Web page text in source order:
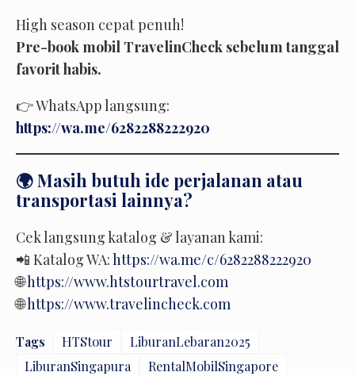
High season cepat penuh!
Pre-book mobil TravelinCheck sebelum tanggal
favorit habis.
👉 WhatsApp langsung:
https://wa.me/6282288222920
🌍 Masih butuh ide perjalanan atau
transportasi lainnya?
Cek langsung katalog & layanan kami:
📲 Katalog WA:https://wa.me/c/6282288222920
🌐https://www.htstourtravel.com
🌐https://www.travelincheck.com
Tags HTStour
LiburanLebaran2025
LiburanSingapura
RentalMobilSingapore